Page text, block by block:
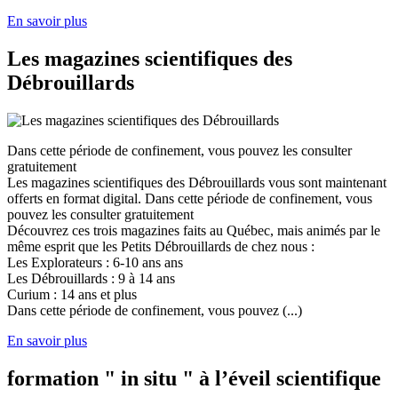
En savoir plus
Les magazines scientifiques des
Débrouillards
Dans cette période de confinement, vous pouvez les consulter
gratuitement
Les magazines scientifiques des Débrouillards vous sont maintenant
offerts en format digital. Dans cette période de confinement, vous
pouvez les consulter gratuitement
Découvrez ces trois magazines faits au Québec, mais animés par le
même esprit que les Petits Débrouillards de chez nous :
Les Explorateurs : 6-10 ans ans
Les Débrouillards : 9 à 14 ans
Curium : 14 ans et plus
Dans cette période de confinement, vous pouvez (...)
En savoir plus
formation " in situ " à l’éveil scientifique